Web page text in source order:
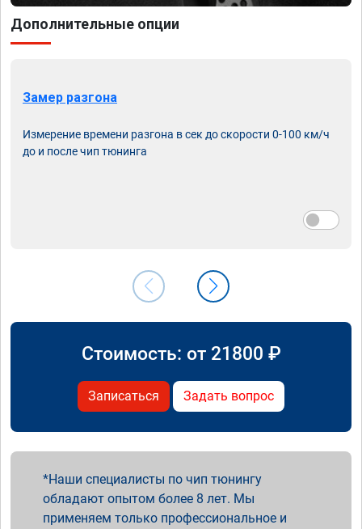
Дополнительные опции
Замер разгона
Измерение времени разгона в сек до скорости 0-100 км/ч
до и после чип тюнинга
Стоимость: от 21800 ₽
Записаться Задать вопрос
Наши специалисты по чип тюнингу
обладают опытом более 8 лет. Мы
применяем только профессиональное и